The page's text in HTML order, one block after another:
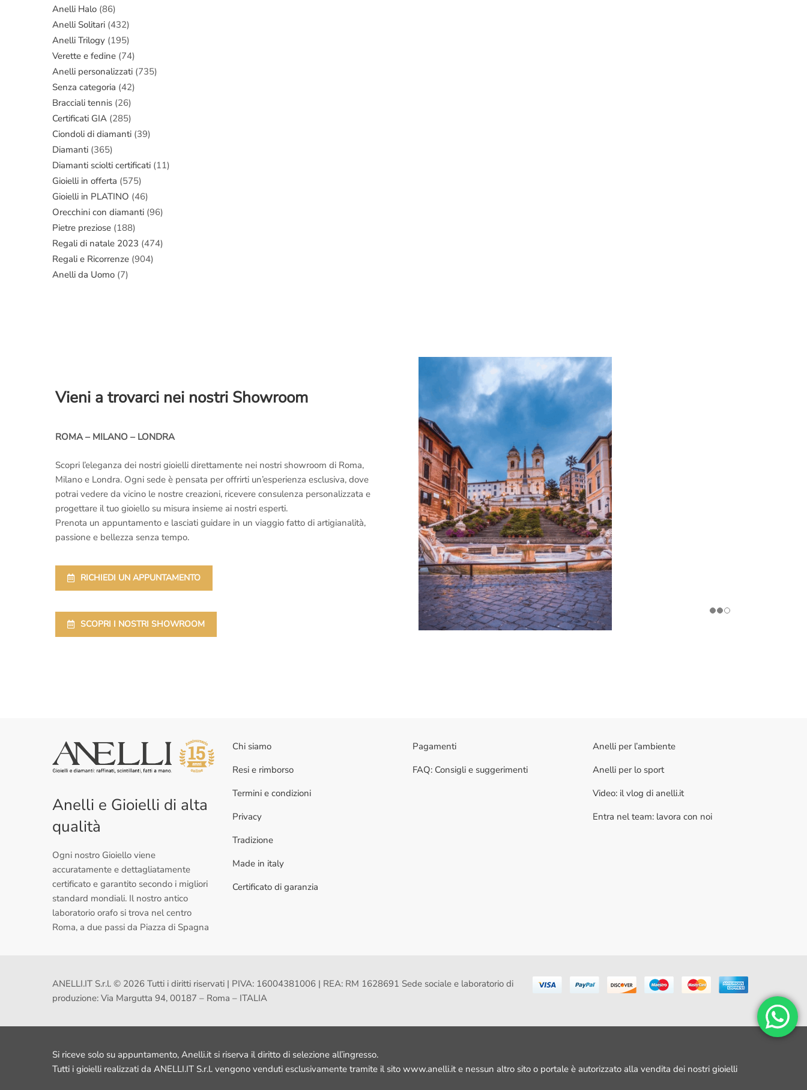
Anelli Halo (86)
Anelli Solitari (432)
Anelli Trilogy (195)
Verette e fedine (74)
Anelli personalizzati (735)
Senza categoria (42)
Bracciali tennis (26)
Certificati GIA (285)
Ciondoli di diamanti (39)
Diamanti (365)
Diamanti sciolti certificati (11)
Gioielli in offerta (575)
Gioielli in PLATINO (46)
Orecchini con diamanti (96)
Pietre preziose (188)
Regali di natale 2023 (474)
Regali e Ricorrenze (904)
Anelli da Uomo (7)
Vieni a trovarci nei nostri Showroom
ROMA – MILANO – LONDRA
Scopri l’eleganza dei nostri gioielli direttamente nei nostri showroom di Roma,
Milano e Londra. Ogni sede è pensata per offrirti un’esperienza esclusiva, dove
potrai vedere da vicino le nostre creazioni, ricevere consulenza personalizzata e
progettare il tuo gioiello su misura insieme ai nostri esperti.
Prenota un appuntamento e lasciati guidare in un viaggio fatto di artigianalità,
passione e bellezza senza tempo.
RICHIEDI UN APPUNTAMENTO
SCOPRI I NOSTRI SHOWROOM
Anelli e Gioielli di alta
qualità
Ogni nostro Gioiello viene
accuratamente e dettagliatamente
certificato e garantito secondo i migliori
standard mondiali. Il nostro antico
laboratorio orafo si trova nel centro
Roma, a due passi da Piazza di Spagna
Chi siamo
Resi e rimborso
Termini e condizioni
Privacy
Tradizione
Made in italy
Certificato di garanzia
Pagamenti
FAQ: Consigli e suggerimenti
Anelli per l’ambiente
Anelli per lo sport
Video: il vlog di anelli.it
Entra nel team: lavora con noi
ANELLI.IT S.r.l. © 2026 Tutti i diritti riservati | PIVA: 16004381006 | REA: RM 1628691 Sede sociale e laboratorio di
produzione: Via Margutta 94, 00187 – Roma – ITALIA
Si riceve solo su appuntamento, Anelli.it si riserva il diritto di selezione all’ingresso.
Tutti i gioielli realizzati da ANELLI.IT S.r.l. vengono venduti esclusivamente tramite il sito www.anelli.it e nessun altro sito o portale è autorizzato alla vendita dei nostri gioielli